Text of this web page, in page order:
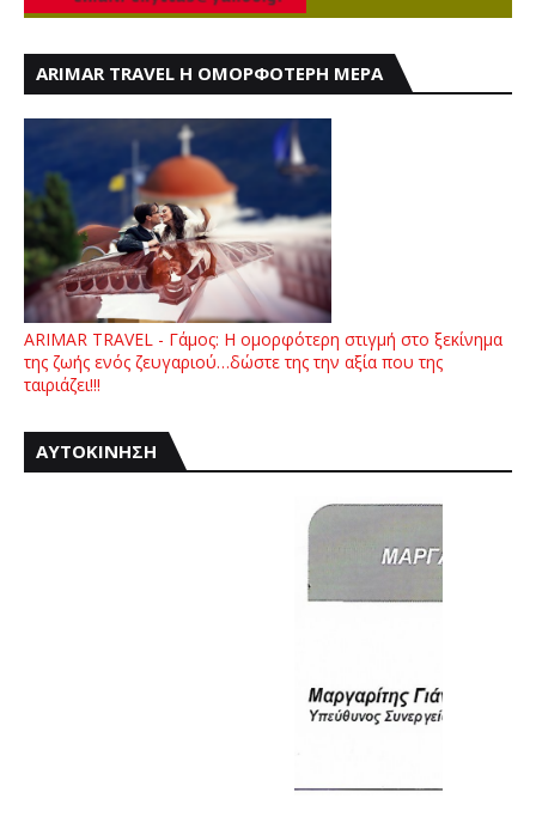
ARIMAR TRAVEL Η ΟΜΟΡΦΟΤΕΡΗ ΜΕΡΑ
ARIMAR TRAVEL - Γάμος: Η ομορφότερη στιγμή στο ξεκίνημα
της ζωής ενός ζευγαριού…δώστε της την αξία που της
ταιριάζει!!!
ΑΥΤΟΚΙΝΗΣΗ